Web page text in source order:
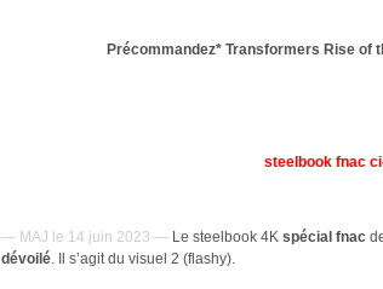
Précommandez* Transformers Rise of
steelbook fnac
— MAJ le 14 juin 2023 — Le steelbook 4K spécial fnac
dévoilé. Il s’agit du visuel 2 (flashy).